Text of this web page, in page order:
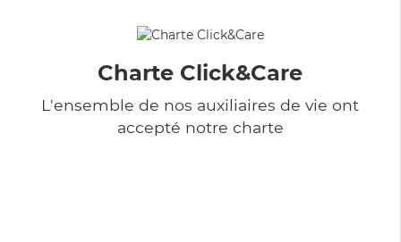
Charte Click&Care
L'ensemble de nos auxiliaires de vie ont
accepté notre charte